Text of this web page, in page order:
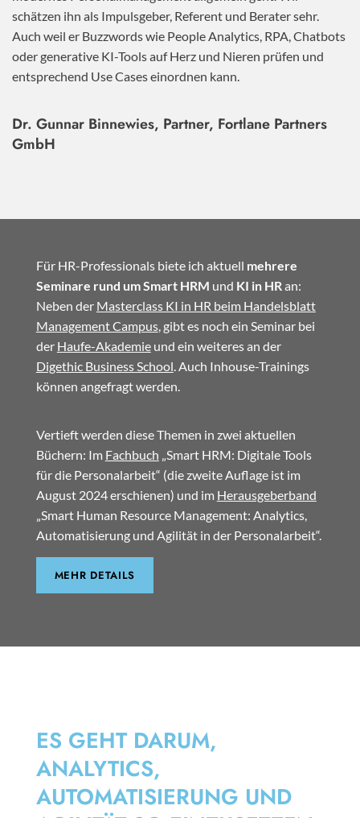
schätzen ihn als Impulsgeber, Referent und Berater sehr.
Auch weil er Buzzwords wie People Analytics, RPA, Chatbots
oder generative KI-Tools auf Herz und Nieren prüfen und
entsprechend Use Cases einordnen kann.
Dr. Gunnar Binnewies, Partner, Fortlane Partners
GmbH
Für HR-Professionals biete ich aktuell mehrere
Seminare rund um Smart HRM und KI in HR an:
Neben der Masterclass KI in HR beim Handelsblatt
Management Campus, gibt es noch ein Seminar bei
der Haufe-Akademieund ein weiteres an der
Digethic Business School . Auch Inhouse-Trainings
können angefragt werden.
Vertieft werden diese Themen in zwei aktuellen
Büchern: Im Fachbuch „Smart HRM: Digitale Tools
für die Personalarbeit“ (die zweite Auflage ist im
August 2024 erschienen) und im Herausgeberband
„Smart Human Resource Management: Analytics,
Automatisierung und Agilität in der Personalarbeit“.
MEHR DETAILS
ES GEHT DARUM,
ANALYTICS,
AUTOMATISIERUNG UND